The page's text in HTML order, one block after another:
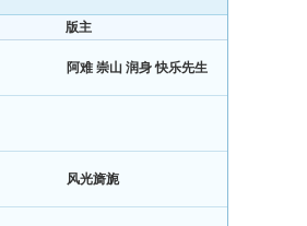
版主
阿难 崇山 润身 快乐先生
风光旖旎